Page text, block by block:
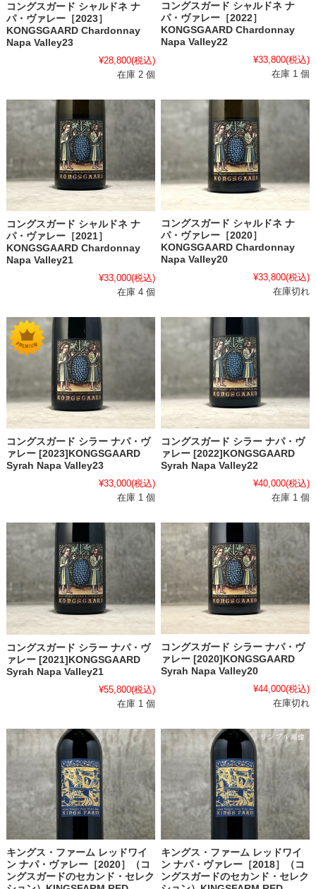
コングスガード シャルドネ ナ
パ・ヴァレー［2023］
KONGSGAARD Chardonnay
Napa Valley23
¥28,800(税込)
在庫 2 個
コングスガード シャルドネ ナ
パ・ヴァレー［2022］
KONGSGAARD Chardonnay
Napa Valley22
¥33,800(税込)
在庫 1 個
コングスガード シャルドネ ナ
パ・ヴァレー［2021］
KONGSGAARD Chardonnay
Napa Valley21
¥33,000(税込)
在庫 4 個
コングスガード シャルドネ ナ
パ・ヴァレー［2020］
KONGSGAARD Chardonnay
Napa Valley20
¥33,800(税込)
在庫切れ
コングスガード シラー ナパ・ヴ
ァレー [2023]KONGSGAARD
Syrah Napa Valley23
¥33,000(税込)
在庫 1 個
コングスガード シラー ナパ・ヴ
ァレー [2022]KONGSGAARD
Syrah Napa Valley22
¥40,000(税込)
在庫 1 個
コングスガード シラー ナパ・ヴ
ァレー [2021]KONGSGAARD
Syrah Napa Valley21
¥55,800(税込)
在庫 1 個
コングスガード シラー ナパ・ヴ
ァレー [2020]KONGSGAARD
Syrah Napa Valley20
¥44,000(税込)
在庫切れ
キングス・ファーム レッドワイ
ン ナパ・ヴァレー［2020］（コ
ングスガードのセカンド・セレク
キングス・ファーム レッドワイ
ン ナパ・ヴァレー［2018］（コ
ングスガードのセカンド・セレク